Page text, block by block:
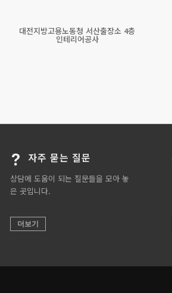
대전지방고용노동청 서산출장소 4층
인테리어공사
자주 묻는 질문
상담에 도움이 되는 질문들을 모아 놓
은 곳입니다.
더보기